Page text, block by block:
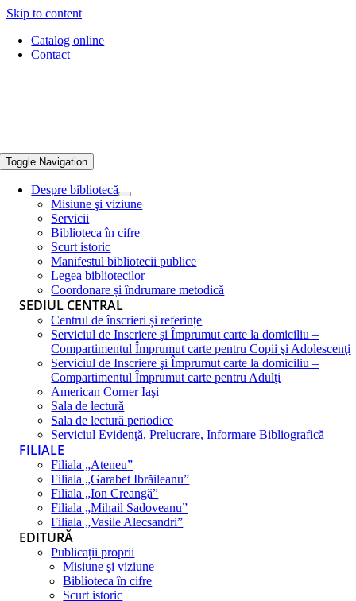
Skip to content
Catalog online
Contact
Toggle Navigation
Despre bibliotecă
Misiune şi viziune
Servicii
Biblioteca în cifre
Scurt istoric
Manifestul bibliotecii publice
Legea bibliotecilor
Coordonare și îndrumare metodică
SEDIUL CENTRAL
Centrul de înscrieri și referințe
Serviciul de Inscriere şi Împrumut carte la domiciliu –
Compartimentul Împrumut carte pentru Copii şi Adolescenţi
Serviciul de Inscriere şi Împrumut carte la domiciliu –
Compartimentul Împrumut carte pentru Adulţi
American Corner Iaşi
Sala de lectură
Sala de lectură periodice
Serviciul Evidenţă, Prelucrare, Informare Bibliografică
FILIALE
Filiala „Ateneu”
Filiala „Garabet Ibrăileanu”
Filiala „Ion Creangă”
Filiala „Mihail Sadoveanu”
Filiala „Vasile Alecsandri”
EDITURĂ
Publicații proprii
Misiune şi viziune
Biblioteca în cifre
Scurt istoric